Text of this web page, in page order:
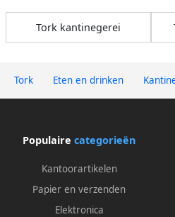
Tork Eten en drinken
Tork kantinegerei
Populaire categorieën
Kantoorartikelen
Papier en verzenden
Elektronica